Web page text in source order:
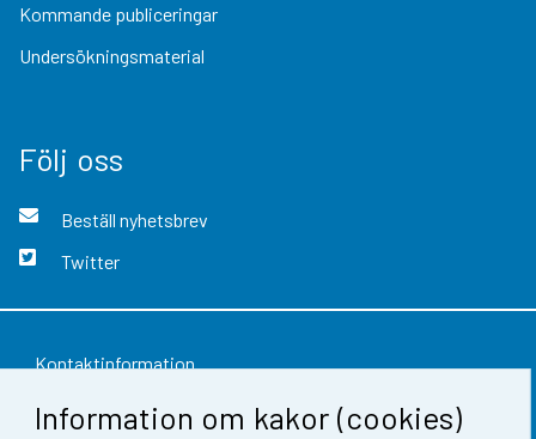
Information om kakor (cookies)
Kommande publiceringar
Undersökningsmaterial
Följ oss
Beställ nyhetsbrev
Twitter
Kontaktinformation
Respons